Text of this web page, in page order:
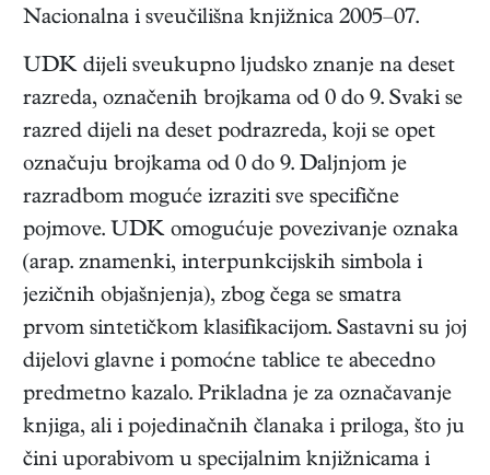
Nacionalna i sveučilišna knjižnica 2005–07.
UDK dijeli sveukupno ljudsko znanje na deset
razreda, označenih brojkama od 0 do 9. Svaki se
razred dijeli na deset podrazreda, koji se opet
označuju brojkama od 0 do 9. Daljnjom je
razradbom moguće izraziti sve specifične
pojmove. UDK omogućuje povezivanje oznaka
(arap. znamenki, interpunkcijskih simbola i
jezičnih objašnjenja), zbog čega se smatra
prvom sintetičkom klasifikacijom. Sastavni su joj
dijelovi glavne i pomoćne tablice te abecedno
predmetno kazalo. Prikladna je za označavanje
knjiga, ali i pojedinačnih članaka i priloga, što ju
čini uporabivom u specijalnim knjižnicama i